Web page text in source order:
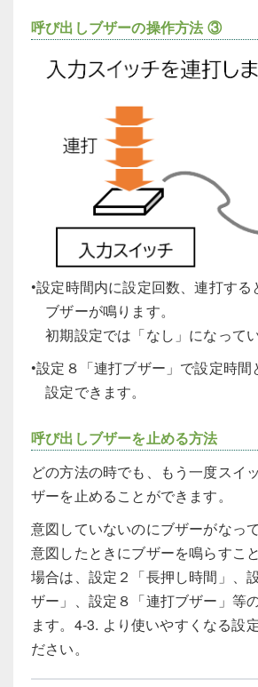
呼び出しブザーの操作方法 ③
•設定時間内に設定回数、連打する
ブザーが鳴ります。
初期設定では「なし」になってい
•設定８「連打ブザー」で設定時間
設定できます。
呼び出しブザーを止める方法
どの方法の時でも、もう一度スイ
ザーを止めることができます。
意図していないのにブザーがなっ
意図したときにブザーを鳴らすこ
場合は、設定２「長押し時間」、
ザー」、設定８「連打ブザー」等
ます。4-3. より使いやすくなる設
ださい。